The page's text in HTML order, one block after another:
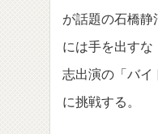
が話題の石橋
には手を出すな
志出演の「バイ
に挑戦する。